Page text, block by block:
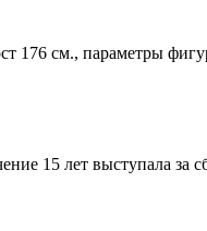
176 см., параметры
15 лет выступала за